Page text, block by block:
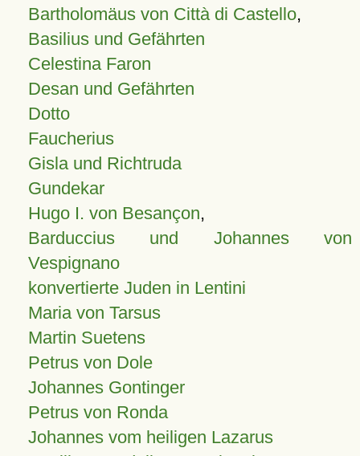
Bartholomäus von Città di Castello,
Basilius und Gefährten
Celestina Faron
Desan und Gefährten
Dotto
Faucherius
Gisla und Richtruda
Gundekar
Hugo I. von Besançon,
Barduccius und Johannes von
Vespignano
konvertierte Juden in Lentini
Maria von Tarsus
Martin Suetens
Petrus von Dole
Johannes Gontinger
Petrus von Ronda
Johannes vom heiligen Lazarus